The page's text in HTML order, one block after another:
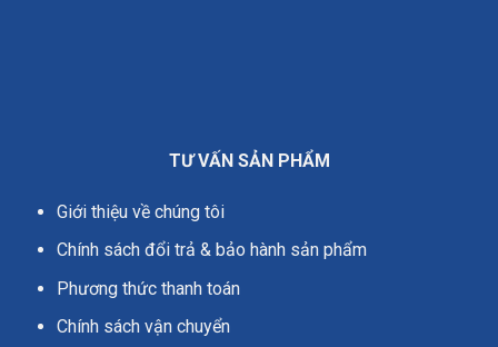
TƯ VẤN SẢN PHẨM
Giới thiệu về chúng tôi
Chính sách đổi trả & bảo hành sản phẩm
Phương thức thanh toán
Chính sách vận chuyển